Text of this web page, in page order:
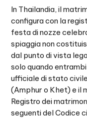
In Thailandia, il
configura con la
festa di nozze
spiaggia non
dal punto di vista
solo quando
ufficiale di stato
(Amphur o Khet) e il
Registro dei
seguenti del Codice